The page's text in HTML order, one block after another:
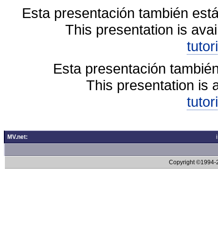
Esta presentación también
This presentation is
Esta presentación
This presentation is
MV.net:
Copyright ©1994-